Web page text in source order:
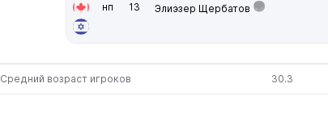
нп 13 Элиэзер Щербатов
Средний возраст игроков 30.3